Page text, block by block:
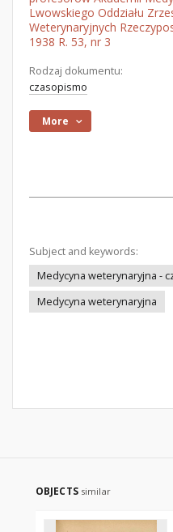
Lwowskiego Oddziału
Weterynaryjnych
1938 R. 53, nr 3
Rodzaj dokumentu:
czasopismo
More
Subject and keywords:
Medycyna weterynaryjna -
Medycyna weterynaryjna
OBJECTS similar